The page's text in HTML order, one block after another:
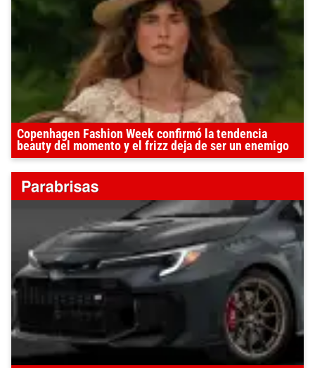
Copenhagen Fashion Week confirmó la tendencia
beauty del momento y el frizz deja de ser un enemigo